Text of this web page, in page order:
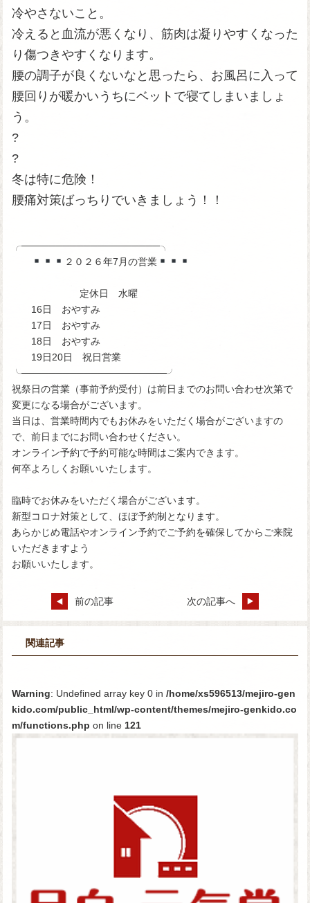
冷やさないこと。
冷えると血流が悪くなり、筋肉は凝りやすくなった
り傷つきやすくなります。
腰の調子が良くないなと思ったら、お風呂に入って
腰回りが暖かいうちにベットで寝てしまいましょ
う。
?
?
冬は特に危険！
腰痛対策ばっちりでいきましょう！！
╭────────────────────╮
２０２６年7月の営業
定休日 水曜
16日 おやすみ
17日 おやすみ
18日 おやすみ
19日20日 祝日営業
╰─────────────────────╯
祝祭日の営業（事前予約受付）は前日までのお問い合わせ次第で
変更になる場合がございます。
当日は、営業時間内でもお休みをいただく場合がございますの
で、前日までにお問い合わせください。
オンライン予約で予約可能な時間はご案内できます。
何卒よろしくお願いいたします。
臨時でお休みをいただく場合がございます。
新型コロナ対策として、ほぼ予約制となります。
あらかじめ電話やオンライン予約でご予約を確保してからご来院
いただきますよう
お願いいたします。
前の記事 次の記事へ
関連記事
Warning: Undefined array key 0 in /home/xs596513/mejiro-gen
kido.com/public_html/wp-content/themes/mejiro-genkido.co
m/functions.php on line 121